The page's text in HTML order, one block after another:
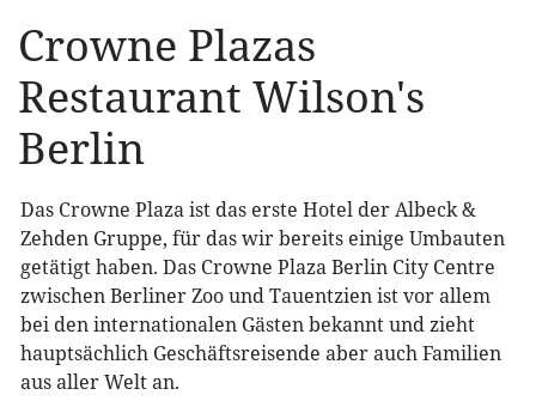
Crowne Plazas
Restaurant Wilson's
Berlin
Das Crowne Plaza ist das erste Hotel der Albeck &
Zehden Gruppe, für das wir bereits einige Umbauten
getätigt haben. Das Crowne Plaza Berlin City Centre
zwischen Berliner Zoo und Tauentzien ist vor allem
bei den internationalen Gästen bekannt und zieht
hauptsächlich Geschäftsreisende aber auch Familien
aus aller Welt an.